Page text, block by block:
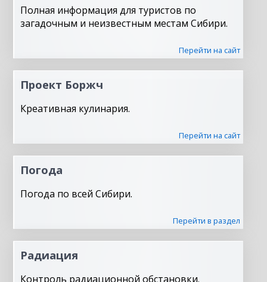
Полная информация для туристов по
загадочным и неизвестным местам Сибири.
Перейти на сайт
Проект Боржч
Креативная кулинария.
Перейти на сайт
Погода
Погода по всей Сибири.
Перейти в раздел
Радиация
Контроль радиационной обстановки.